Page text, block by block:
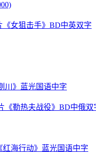
《女狙击手》BD中英双字
川》蓝光国语中字
《勒热夫战役》BD中俄双
红海行动》蓝光国语中字